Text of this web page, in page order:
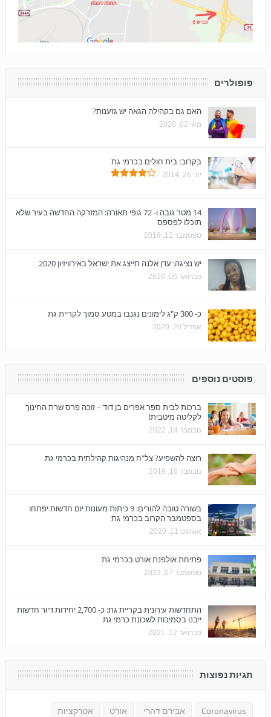
פופולרים
האם גם בקהילה הגאה יש גזענות?
מאי 02, 2020
בקרוב: בית חולים בכרמי גת
יוני 26, 2014
14 מטר גובה ו- 72 גופי תאורה: המזרקה החדשה בעיר שלא
תוכלו לפספס
ספטמבר 12, 2019
יש נציגה: עדן אלנה תייצג את ישראל באירוויזיון 2020
פברואר 06, 2020
כ- 300 ק"ג לימונים נגנבו במטע סמוך לקריית גת
אפריל 20, 2020
פוסטים נוספים
ברכות לבית ספר אפרים בן דוד – זוכה פרס שרת החינוך
לקליטה מיטבית!
נובמבר 14, 2022
רוצה להשפיע? צל"ח מנהיגות קהילתית בכרמי גת
נובמבר 10, 2019
בשורה טובה להורים: 9 כיתות מעונות יום חדשות יפתחו
בספטמבר הקרוב בכרמי גת
אוגוסט 11, 2020
פתיחת אולפנת אורט בכרמי גת
ספטמבר 07, 2023
התחדשות עירונית בקריית גת: כ- 2,700 יחידות דיור חדשות
ייבנו בסמיכות לשכונת כרמי גת
פברואר 12, 2021
תגיות נפוצות
Coronavirus אבירם דהרי אורט אטרקציות